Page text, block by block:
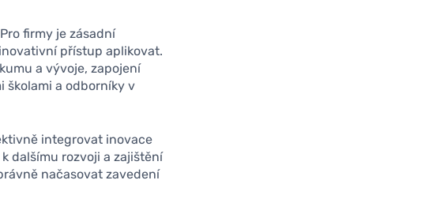
firmy je zásadní
přístup aplikovat.
a vývoje, zapojení
školami a odborníky v
integrovat inovace
dalšímu rozvoji a zajištění
načasovat zavedení